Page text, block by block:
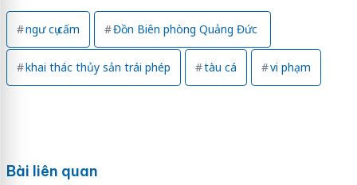
ngư cụ cấm Đồn Biên phòng Quảng Đức
khai thác thủy sản trái phép tàu cá vi phạm
Bài liên quan